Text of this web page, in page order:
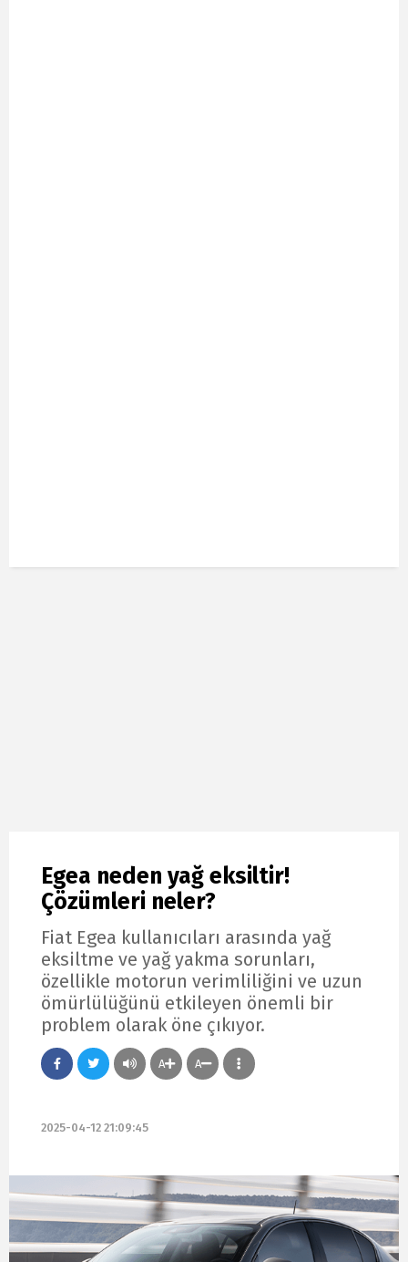
Egea neden yağ eksiltir!
Çözümleri neler?
Fiat Egea kullanıcıları arasında yağ
eksiltme ve yağ yakma sorunları,
özellikle motorun verimliliğini ve uzun
ömürlülüğünü etkileyen önemli bir
problem olarak öne çıkıyor.
A A
2025-04-12 21:09:45